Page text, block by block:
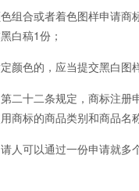
合或者着色图样申请商
白稿1份；
色的，应当提交黑白图样
十二条规定，商标注册
商标的商品类别和商品名
可以通过一份申请就多